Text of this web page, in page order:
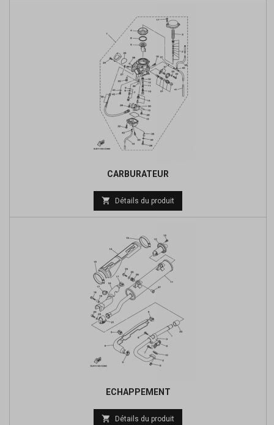
CARBURATEUR
Prix
de
 Détails du produit
ECHAPPEMENT
Prix
 Détails du produit